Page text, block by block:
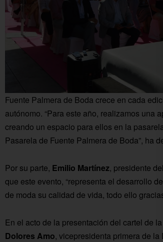
Fuente Palmera de Boda crece en cada
autónomo. “Para este año, realizamos una
creando un espacio para ellos en la
Pasarela de Fuente Palmera de Boda”, ha
Por su parte, Emilio Martínez, presidente
que este evento, “representa el desarrollo
de moda su calidad de vida, todo ello
En el acto de la presentación del cartel de
Dolores Amo, vicepresidenta primera de la